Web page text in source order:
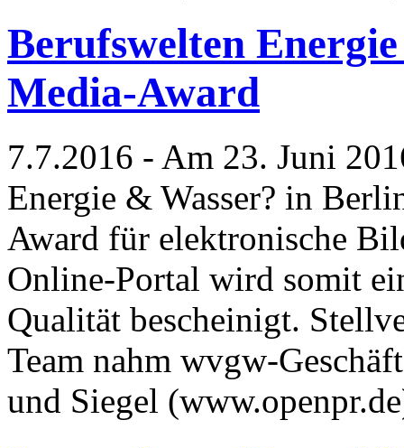
Berufswelten
Media-Award
7.7.2016 - Am 23. Juni
Energie & Wasser? in
Award für elektronische
Online-Portal wird somit
Qualität bescheinigt.
Team nahm wvgw-
und Siegel